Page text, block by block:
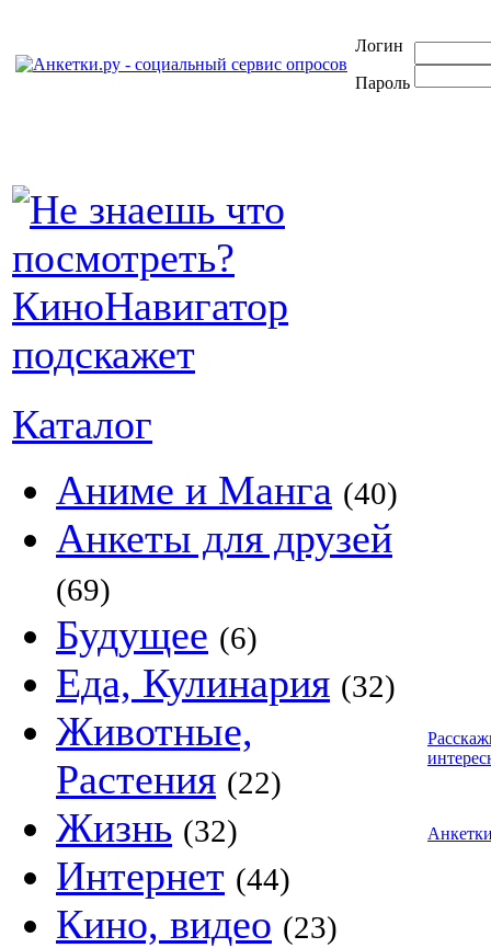
Логин
Пароль
Каталог
Аниме и Манга (40)
Анкеты для друзей
(69)
Будущее (6)
Еда, Кулинария (32)
Животные,
Растения (22)
Жизнь (32)
Интернет (44)
Кино, видео (23)